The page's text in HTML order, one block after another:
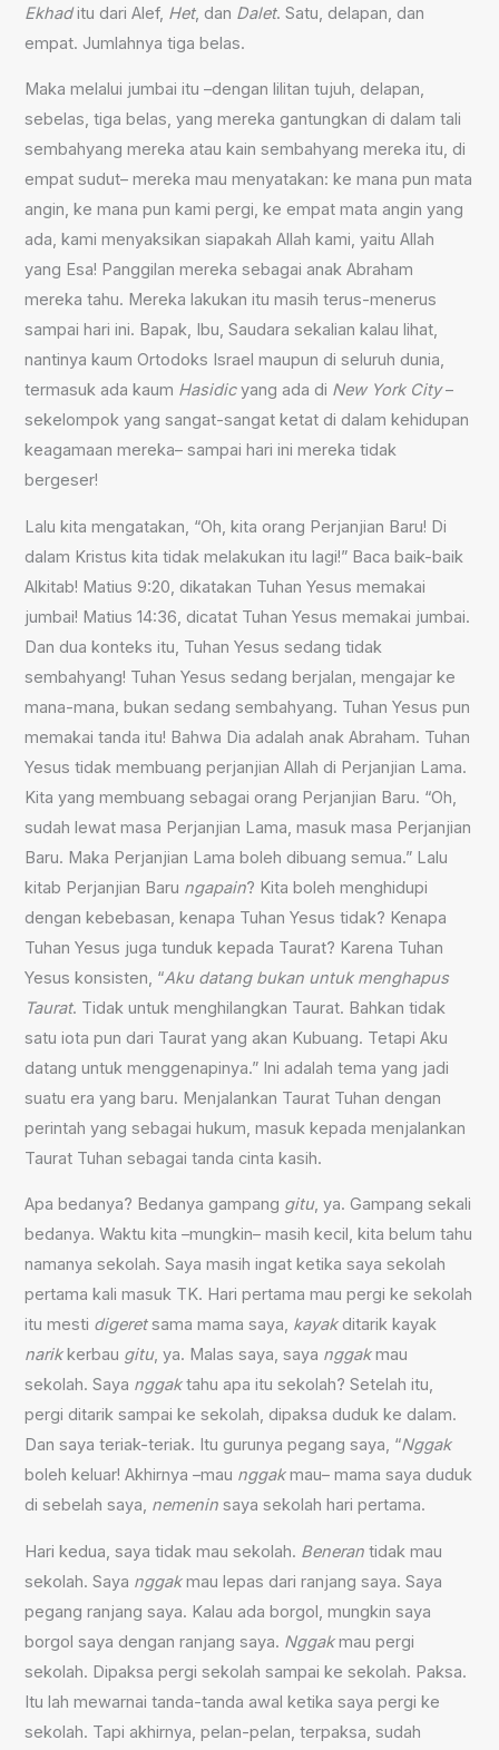
Ekhaditu dari Alef, Het, dan Dalet. Satu, delapan, dan
empat. Jumlahnya tiga belas.
Maka melalui jumbai itu –dengan lilitan tujuh, delapan,
sebelas, tiga belas, yang mereka gantungkan di dalam tali
sembahyang mereka atau kain sembahyang mereka itu, di
empat sudut– mereka mau menyatakan: ke mana pun mata
angin, ke mana pun kami pergi, ke empat mata angin yang
ada, kami menyaksikan siapakah Allah kami, yaitu Allah
yang Esa! Panggilan mereka sebagai anak Abraham
mereka tahu. Mereka lakukan itu masih terus-menerus
sampai hari ini. Bapak, Ibu, Saudara sekalian kalau lihat,
nantinya kaum Ortodoks Israel maupun di seluruh dunia,
termasuk ada kaum Hasidicyang ada di New York City–
sekelompok yang sangat-sangat ketat di dalam kehidupan
keagamaan mereka– sampai hari ini mereka tidak
bergeser!
Lalu kita mengatakan, “Oh, kita orang Perjanjian Baru! Di
dalam Kristus kita tidak melakukan itu lagi!” Baca baik-baik
Alkitab! Matius 9:20, dikatakan Tuhan Yesus memakai
jumbai! Matius 14:36, dicatat Tuhan Yesus memakai jumbai.
Dan dua konteks itu, Tuhan Yesus sedang tidak
sembahyang! Tuhan Yesus sedang berjalan, mengajar ke
mana-mana, bukan sedang sembahyang. Tuhan Yesus pun
memakai tanda itu! Bahwa Dia adalah anak Abraham. Tuhan
Yesus tidak membuang perjanjian Allah di Perjanjian Lama.
Kita yang membuang sebagai orang Perjanjian Baru. “Oh,
sudah lewat masa Perjanjian Lama, masuk masa Perjanjian
Baru. Maka Perjanjian Lama boleh dibuang semua.” Lalu
kitab Perjanjian Baru ngapain? Kita boleh menghidupi
dengan kebebasan, kenapa Tuhan Yesus tidak? Kenapa
Tuhan Yesus juga tunduk kepada Taurat? Karena Tuhan
Yesus konsisten, “Aku datang bukan untuk menghapus
Taurat. Tidak untuk menghilangkan Taurat. Bahkan tidak
satu iota pun dari Taurat yang akan Kubuang. Tetapi Aku
datang untuk menggenapinya.” Ini adalah tema yang jadi
suatu era yang baru. Menjalankan Taurat Tuhan dengan
perintah yang sebagai hukum, masuk kepada menjalankan
Taurat Tuhan sebagai tanda cinta kasih.
Apa bedanya? Bedanya gampang gitu, ya. Gampang sekali
bedanya. Waktu kita –mungkin– masih kecil, kita belum tahu
namanya sekolah. Saya masih ingat ketika saya sekolah
pertama kali masuk TK. Hari pertama mau pergi ke sekolah
itu mesti digeretsama mama saya, kayak ditarik kayak
narikkerbau gitu, ya. Malas saya, saya nggakmau
sekolah. Saya nggaktahu apa itu sekolah? Setelah itu,
pergi ditarik sampai ke sekolah, dipaksa duduk ke dalam.
Dan saya teriak-teriak. Itu gurunya pegang saya, “Nggak
boleh keluar! Akhirnya –mau nggakmau– mama saya duduk
di sebelah saya, nemenin saya sekolah hari pertama.
Hari kedua, saya tidak mau sekolah. Beneran tidak mau
sekolah. Saya nggakmau lepas dari ranjang saya. Saya
pegang ranjang saya. Kalau ada borgol, mungkin saya
borgol saya dengan ranjang saya. Nggakmau pergi
sekolah. Dipaksa pergi sekolah sampai ke sekolah. Paksa.
Itu lah mewarnai tanda-tanda awal ketika saya pergi ke
sekolah. Tapi akhirnya, pelan-pelan, terpaksa, sudah